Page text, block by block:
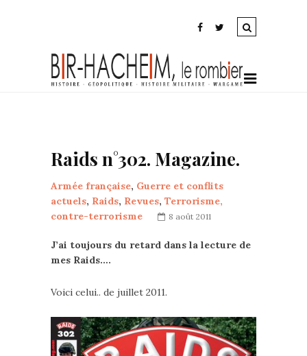
Raids n°302. Magazine.
Armée française, Guerre et conflits
actuels, Raids, Revues, Terrorisme,
contre-terrorisme
8 août 2011
J’ai toujours du retard dans la lecture de
mes Raids….
Voici celui.. de juillet 2011.